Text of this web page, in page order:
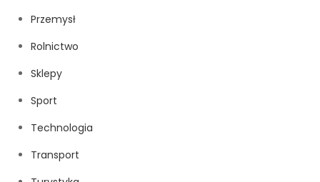
Przemysł
Rolnictwo
Sklepy
Sport
Technologia
Transport